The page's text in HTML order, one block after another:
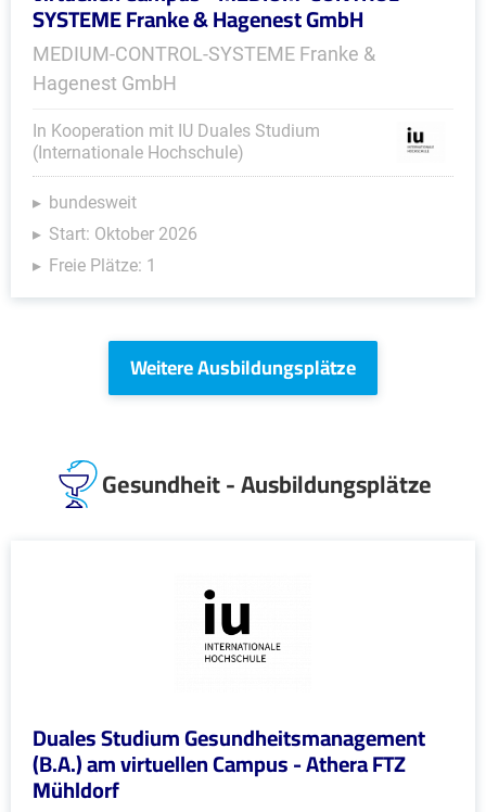
SYSTEME Franke & Hagenest GmbH
MEDIUM-CONTROL-SYSTEME Franke &
Hagenest GmbH
In Kooperation mit IU Duales Studium
(Internationale Hochschule)
bundesweit
Start: Oktober 2026
Freie Plätze: 1
Weitere Ausbildungsplätze
Gesundheit - Ausbildungsplätze
Duales Studium Gesundheitsmanagement
(B.A.) am virtuellen Campus - Athera FTZ
Mühldorf